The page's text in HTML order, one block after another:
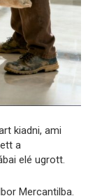
kiadni, ami
a
elé ugrott.
Mercantilba.